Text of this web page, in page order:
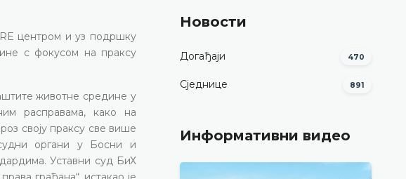
центром и уз подршку
с фокусом на праксу
животне средине у
расправама, како на
своју праксу све више
органи у Босни и
Уставни суд БиХ
Новости
Догађаји 470
Сједнице 891
Информативни видео